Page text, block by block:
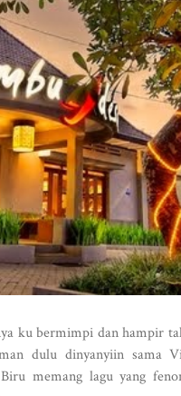
ku bermimpi dan hampir
dulu dinyanyiin sama
memang lagu yang